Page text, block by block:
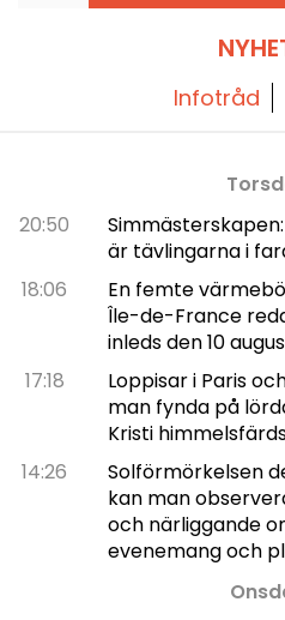
Infotråd
20:50
är tävlingarna i
18:06
En femte
Île-de-France
inleds den 10
17:18
Loppisar i Paris
man fynda på
Kristi
14:26
Solförmörkelsen
kan man
och närliggande
evenemang och